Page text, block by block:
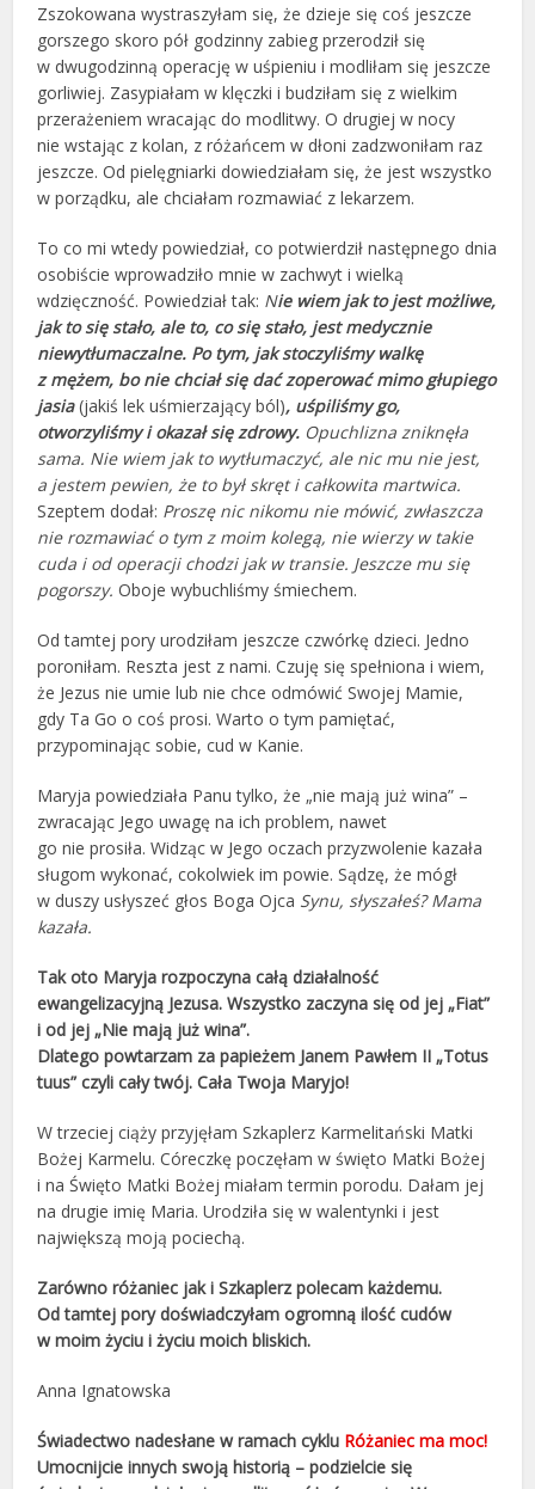
Zszokowana wystraszyłam się, że dzieje się coś jeszcze
gorszego skoro pół godzinny zabieg przerodził się
w dwugodzinną operację w uśpieniu i modliłam się jeszcze
gorliwiej. Zasypiałam w klęczki i budziłam się z wielkim
przerażeniem wracając do modlitwy. O drugiej w nocy
nie wstając z kolan, z różańcem w dłoni zadzwoniłam raz
jeszcze. Od pielęgniarki dowiedziałam się, że jest wszystko
w porządku, ale chciałam rozmawiać z lekarzem.
To co mi wtedy powiedział, co potwierdził następnego dnia
osobiście wprowadziło mnie w zachwyt i wielką
wdzięczność. Powiedział tak: Nie wiem jak to jest możliwe,
jak to się stało, ale to, co się stało, jest medycznie
niewytłumaczalne. Po tym, jak stoczyliśmy walkę
z mężem, bo nie chciał się dać zoperować mimo głupiego
jasia(jakiś lek uśmierzający ból), uśpiliśmy go,
otworzyliśmy i okazał się zdrowy. Opuchlizna zniknęła
sama. Nie wiem jak to wytłumaczyć, ale nic mu nie jest,
a jestem pewien, że to był skręt i całkowita martwica.
Szeptem dodał: Proszę nic nikomu nie mówić, zwłaszcza
nie rozmawiaćo tym z moim kolegą, nie wierzy w takie
cuda i od operacji chodzi jak w transie. Jeszcze mu się
pogorszy. Oboje wybuchliśmy śmiechem.
Od tamtej pory urodziłam jeszcze czwórkę dzieci. Jedno
poroniłam. Reszta jest z nami. Czuję się spełniona i wiem,
że Jezus nie umie lub nie chce odmówić Swojej Mamie,
gdy Ta Go o coś prosi. Warto o tym pamiętać,
przypominając sobie, cud w Kanie.
Maryja powiedziała Panu tylko, że „nie mają już wina” –
zwracając Jego uwagę na ich problem, nawet
go nie prosiła. Widząc w Jego oczach przyzwolenie kazała
sługom wykonać, cokolwiek im powie. Sądzę, że mógł
w duszy usłyszeć głos Boga Ojca Synu, słyszałeś? Mama
kazała.
Tak oto Maryja rozpoczyna całą działalność
ewangelizacyjną Jezusa. Wszystko zaczyna się od jej „Fiat”
i od jej „Nie mają już wina”.
Dlatego powtarzam za papieżem Janem Pawłem II „Totus
tuus” czyli cały twój. Cała Twoja Maryjo!
W trzeciej ciąży przyjęłam Szkaplerz Karmelitański Matki
Bożej Karmelu. Córeczkę poczęłam w święto Matki Bożej
i na Święto Matki Bożej miałam termin porodu. Dałam jej
na drugie imię Maria. Urodziła się w walentynki i jest
największą moją pociechą.
Zarówno różaniec jak i Szkaplerz polecam każdemu.
Od tamtej pory doświadczyłam ogromną ilość cudów
w moim życiu i życiu moich bliskich.
Anna Ignatowska
Świadectwo nadesłane w ramach cyklu Różaniec ma moc!
Umocnijcie innych swoją historią – podzielcie się